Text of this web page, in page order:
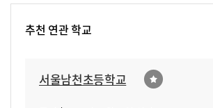
추천 연관 학교
서울남천초등학교